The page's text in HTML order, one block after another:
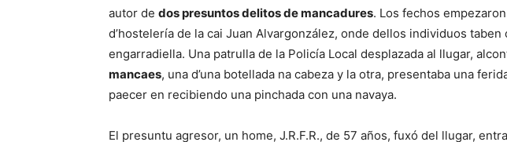
autor de dos presuntos delitos de mancadures. Los fechos
d’hostelería de la cai Juan Alvargonzález, onde dellos individuos
engarradiella. Una patrulla de la Policía Local desplazada al llugar,
mancaes, una d’una botellada na cabeza y la otra, presentaba una
paecer en recibiendo una pinchada con una navaya.
El presuntu agresor, un home, J.R.F.R., de 57 años, fuxó del llugar,